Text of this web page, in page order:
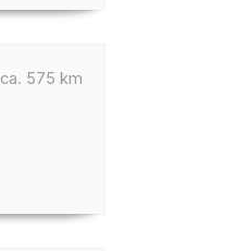
ca. 575 km